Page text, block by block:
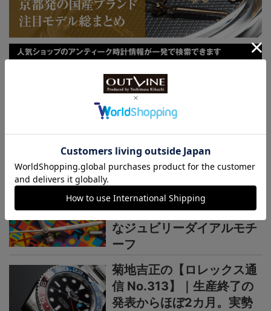
ロレックス通信
信 No.314】｜技術力を誇
示するグラフィカルで繊細
なジュビリーダイアルモチ
ーフ
菊地吉正の【ロレックス通
信 No.313】｜生産終了の
発表からほぼ2カ月。実勢